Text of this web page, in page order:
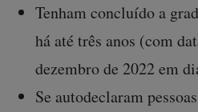
Tenham concluído a
há até três anos (com
dezembro de 2022 em
Se autodeclaram